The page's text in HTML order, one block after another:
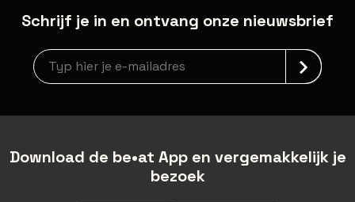
Schrijf je in en ontvang onze nieuwsbrief
Nieuwsbrief aanmelding
Download de be•at App en vergemakkelijk je
bezoek